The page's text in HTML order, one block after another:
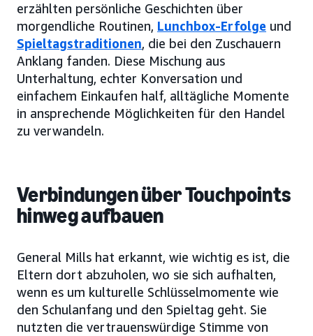
erzählten persönliche Geschichten über
morgendliche Routinen, Lunchbox-Erfolge und
Spieltagstraditionen, die bei den Zuschauern
Anklang fanden. Diese Mischung aus
Unterhaltung, echter Konversation und
einfachem Einkaufen half, alltägliche Momente
in ansprechende Möglichkeiten für den Handel
zu verwandeln.
Verbindungen über Touchpoints
hinweg aufbauen
General Mills hat erkannt, wie wichtig es ist, die
Eltern dort abzuholen, wo sie sich aufhalten,
wenn es um kulturelle Schlüsselmomente wie
den Schulanfang und den Spieltag geht. Sie
nutzten die vertrauenswürdige Stimme von